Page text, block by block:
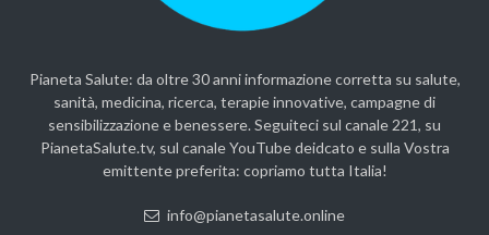
Pianeta Salute: da oltre 30 anni informazione corretta su salute,
sanità, medicina, ricerca, terapie innovative, campagne di
sensibilizzazione e benessere. Seguiteci sul canale 221, su
PianetaSalute.tv, sul canale YouTube deidcato e sulla Vostra
emittente preferita: copriamo tutta Italia!
info@pianetasalute.online